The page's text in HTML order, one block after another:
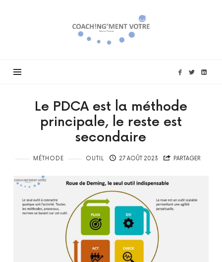
Coach!ng'ment
vôtre
Le PDCA est la méthode
principale, le reste est
secondaire
MÉTHODE OUTIL 27 AOÛT 2023 PARTAGER